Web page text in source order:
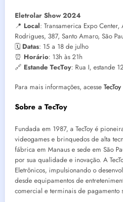
Eletrolar Show 2024
📍 Local: Transamerica Expo
Rodrigues, 387, Santo Amaro, São
🗓️ Datas: 15 a 18 de julho
⏰ Horário: 13h às 21h
🔗 Estande TecToy: Rua I, estande
Para mais informações, acesse TecToy
Sobre a TecToy
Fundada em 1987, a TecToy é
videogames e brinquedos de alta
fábrica em Manaus e sede em São
por sua qualidade e inovação. A
Eletrônicos, impulsionando o
desde equipamentos de
comercial e terminais de pagamento